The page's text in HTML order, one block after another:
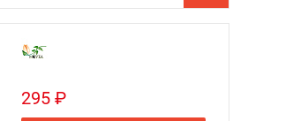
295 ₽